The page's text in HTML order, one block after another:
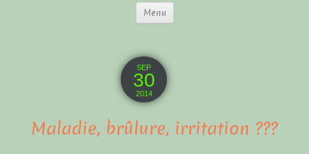
Menu
SEP
30
2014
Maladie, brûlure, irritation ???